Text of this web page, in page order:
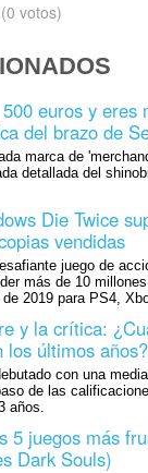
0 votos)
euros y eres
del brazo de
marca de
detallada del
Die Twice
vendidas
juego de
más de 10
2019 para PS4,
y la crítica:
los últimos años?
con una
de las
años.
5 juegos más
Dark Souls)